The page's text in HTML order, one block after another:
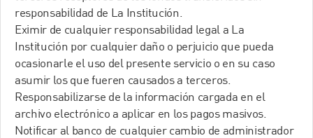
responsabilidad de La Institución.
Eximir de cualquier responsabilidad legal a La
Institución por cualquier daño o perjuicio que pueda
ocasionarle el uso del presente servicio o en su caso
asumir los que fueren causados a terceros.
Responsabilizarse de la información cargada en el
archivo electrónico a aplicar en los pagos masivos.
Notificar al banco de cualquier cambio de administrador